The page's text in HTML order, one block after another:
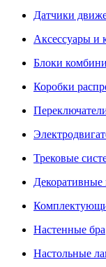
Датчики
Аксессуары и
Блоки
Коробки
Трековые
Настенные бра
Настольные